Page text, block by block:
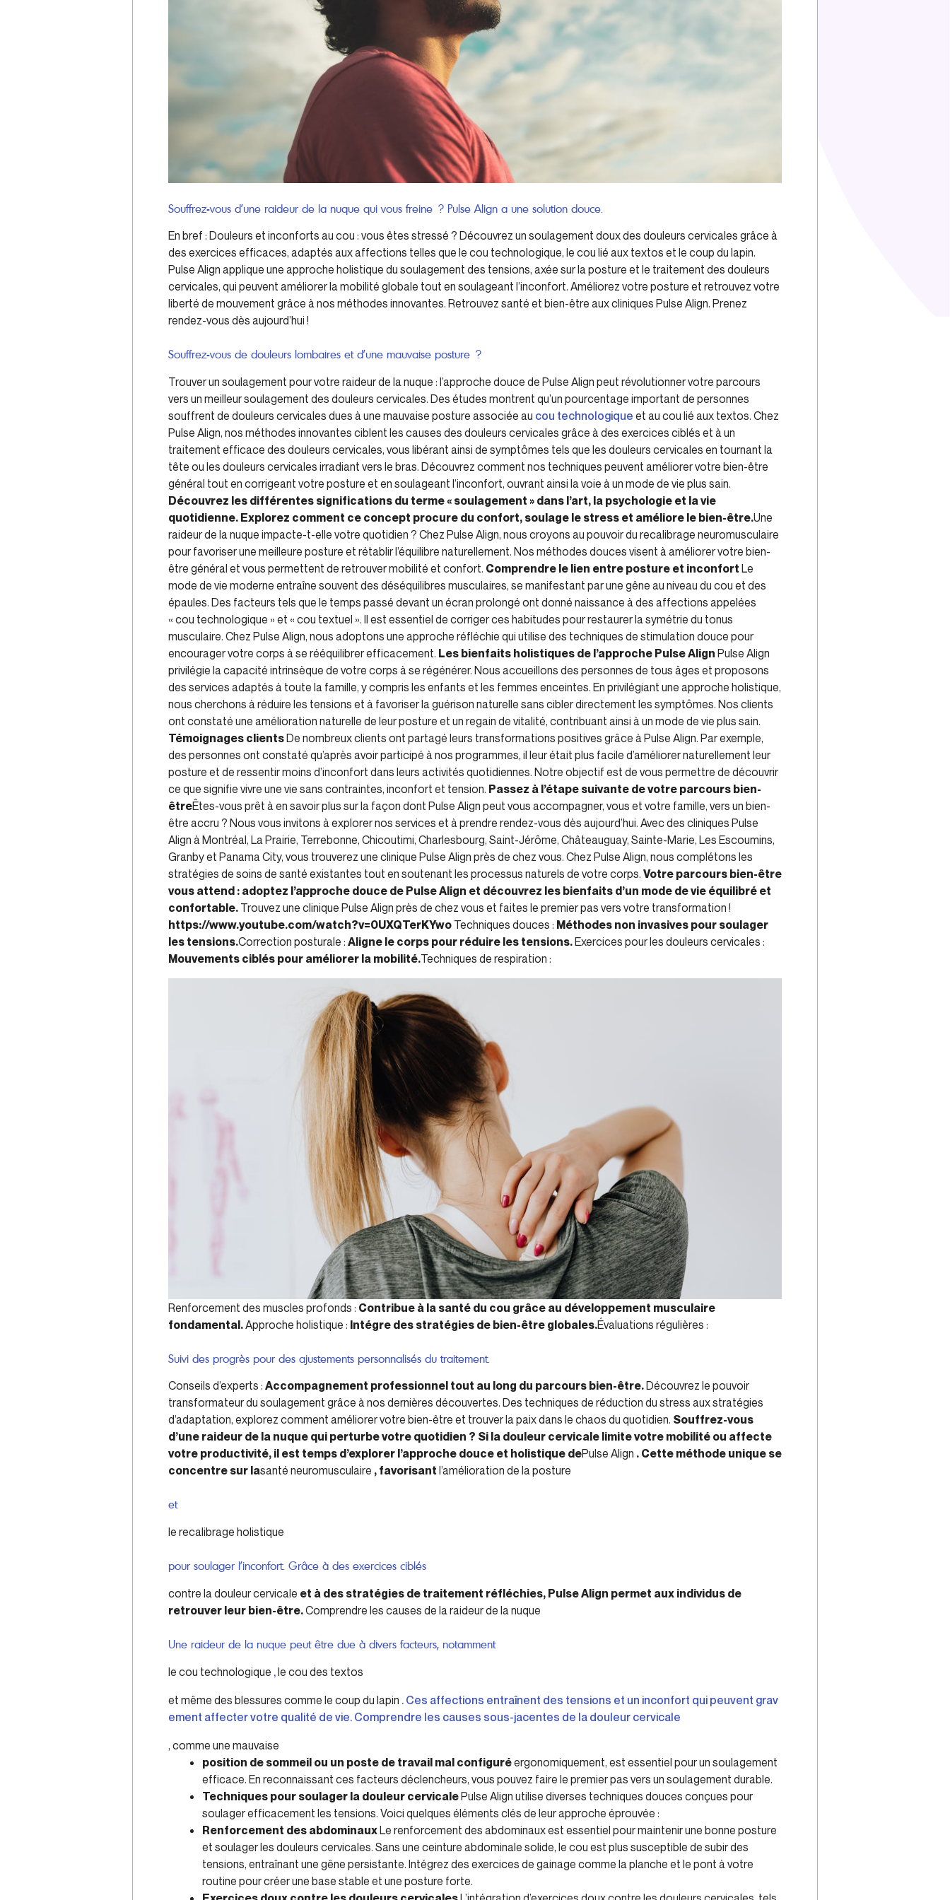
Souffrez-vous d’une raideur de la nuque qui vous freine ? Pulse Align a une solution douce.
En bref : Douleurs et inconforts au cou : vous êtes stressé ? Découvrez un soulagement doux des douleurs cervicales grâce à
des exercices efficaces, adaptés aux affections telles que le cou technologique, le cou lié aux textos et le coup du lapin.
Pulse Align applique une approche holistique du soulagement des tensions, axée sur la posture et le traitement des douleurs
cervicales, qui peuvent améliorer la mobilité globale tout en soulageant l’inconfort. Améliorez votre posture et retrouvez votre
liberté de mouvement grâce à nos méthodes innovantes. Retrouvez santé et bien-être aux cliniques Pulse Align. Prenez
rendez-vous dès aujourd’hui !
Souffrez-vous de douleurs lombaires et d’une mauvaise posture ?
Trouver un soulagement pour votre raideur de la nuque : l’approche douce de Pulse Align peut révolutionner votre parcours
vers un meilleur soulagement des douleurs cervicales. Des études montrent qu’un pourcentage important de personnes
souffrent de douleurs cervicales dues à une mauvaise posture associée au cou technologique et au cou lié aux textos. Chez
Pulse Align, nos méthodes innovantes ciblent les causes des douleurs cervicales grâce à des exercices ciblés et à un
traitement efficace des douleurs cervicales, vous libérant ainsi de symptômes tels que les douleurs cervicales en tournant la
tête ou les douleurs cervicales irradiant vers le bras. Découvrez comment nos techniques peuvent améliorer votre bien-être
général tout en corrigeant votre posture et en soulageant l’inconfort, ouvrant ainsi la voie à un mode de vie plus sain.
Découvrez les différentes significations du terme « soulagement » dans l’art, la psychologie et la vie
quotidienne. Explorez comment ce concept procure du confort, soulage le stress et améliore le bien-être.Une
raideur de la nuque impacte-t-elle votre quotidien ? Chez Pulse Align, nous croyons au pouvoir du recalibrage neuromusculaire
pour favoriser une meilleure posture et rétablir l’équilibre naturellement. Nos méthodes douces visent à améliorer votre bien-
être général et vous permettent de retrouver mobilité et confort. Comprendre le lien entre posture et inconfort Le
mode de vie moderne entraîne souvent des déséquilibres musculaires, se manifestant par une gêne au niveau du cou et des
épaules. Des facteurs tels que le temps passé devant un écran prolongé ont donné naissance à des affections appelées
« cou technologique » et « cou textuel ». Il est essentiel de corriger ces habitudes pour restaurer la symétrie du tonus
musculaire. Chez Pulse Align, nous adoptons une approche réfléchie qui utilise des techniques de stimulation douce pour
encourager votre corps à se rééquilibrer efficacement. Les bienfaits holistiques de l’approche Pulse Align Pulse Align
privilégie la capacité intrinsèque de votre corps à se régénérer. Nous accueillons des personnes de tous âges et proposons
des services adaptés à toute la famille, y compris les enfants et les femmes enceintes. En privilégiant une approche holistique,
nous cherchons à réduire les tensions et à favoriser la guérison naturelle sans cibler directement les symptômes. Nos clients
ont constaté une amélioration naturelle de leur posture et un regain de vitalité, contribuant ainsi à un mode de vie plus sain.
Témoignages clientsDe nombreux clients ont partagé leurs transformations positives grâce à Pulse Align. Par exemple,
des personnes ont constaté qu’après avoir participé à nos programmes, il leur était plus facile d’améliorer naturellement leur
posture et de ressentir moins d’inconfort dans leurs activités quotidiennes. Notre objectif est de vous permettre de découvrir
ce que signifie vivre une vie sans contraintes, inconfort et tension. Passez à l’étape suivante de votre parcours bien-
êtreÊtes-vous prêt à en savoir plus sur la façon dont Pulse Align peut vous accompagner, vous et votre famille, vers un bien-
être accru ? Nous vous invitons à explorer nos services et à prendre rendez-vous dès aujourd’hui. Avec des cliniques Pulse
Align à Montréal, La Prairie, Terrebonne, Chicoutimi, Charlesbourg, Saint-Jérôme, Châteauguay, Sainte-Marie, Les Escoumins,
Granby et Panama City, vous trouverez une clinique Pulse Align près de chez vous. Chez Pulse Align, nous complétons les
stratégies de soins de santé existantes tout en soutenant les processus naturels de votre corps. Votre parcours bien-être
vous attend : adoptez l’approche douce de Pulse Align et découvrez les bienfaits d’un mode de vie équilibré et
confortable. Trouvez une clinique Pulse Align près de chez vous et faites le premier pas vers votre transformation !
https://www.youtube.com/watch?v=0UXQTerKYwo Techniques douces : Méthodes non invasives pour soulager
les tensions.Correction posturale : Aligne le corps pour réduire les tensions.Exercices pour les douleurs cervicales :
Mouvements ciblés pour améliorer la mobilité.Techniques de respiration :
Renforcement des muscles profonds : Contribue à la santé du cou grâce au développement musculaire
fondamental.Approche holistique : Intégre des stratégies de bien-être globales.Évaluations régulières :
Suivi des progrès pour des ajustements personnalisés du traitement.
Conseils d’experts : Accompagnement professionnel tout au long du parcours bien-être.Découvrez le pouvoir
transformateur du soulagement grâce à nos dernières découvertes. Des techniques de réduction du stress aux stratégies
d’adaptation, explorez comment améliorer votre bien-être et trouver la paix dans le chaos du quotidien. Souffrez-vous
d’une raideur de la nuque qui perturbe votre quotidien ? Si la douleur cervicale limite votre mobilité ou affecte
votre productivité, il est temps d’explorer l’approche douce et holistique dePulse Align . Cette méthode unique se
concentre sur lasanté neuromusculaire , favorisant l’amélioration de la posture
et
le recalibrage holistique
pour soulager l’inconfort. Grâce à des exercices ciblés
contre la douleur cervicale et à des stratégies de traitement réfléchies, Pulse Align permet aux individus de
retrouver leur bien-être.Comprendre les causes de la raideur de la nuque
Une raideur de la nuque peut être due à divers facteurs, notamment
le cou technologique ,le cou des textos
et même des blessures comme le coup du lapin . Ces affections entraînent des tensions et un inconfort qui peuvent grav
ement affecter votre qualité de vie. Comprendre les causes sous-jacentes de la douleur cervicale
, comme une mauvaise
position de sommeil ou un poste de travail mal configuréergonomiquement, est essentiel pour un soulagement
efficace. En reconnaissant ces facteurs déclencheurs, vous pouvez faire le premier pas vers un soulagement durable.
Techniques pour soulager la douleur cervicalePulse Align utilise diverses techniques douces conçues pour
soulager efficacement les tensions. Voici quelques éléments clés de leur approche éprouvée :
Renforcement des abdominauxLe renforcement des abdominaux est essentiel pour maintenir une bonne posture
et soulager les douleurs cervicales. Sans une ceinture abdominale solide, le cou est plus susceptible de subir des
tensions, entraînant une gêne persistante. Intégrez des exercices de gainage comme la planche et le pont à votre
routine pour créer une base stable et une posture forte.